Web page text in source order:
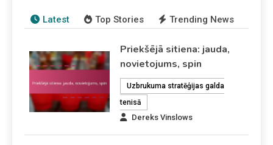
Latest Top Stories Trending News
Priekšējā sitiena: jauda,
novietojums, spin
Uzbrukuma stratēģijas galda
tenisā
Dereks Vinslows